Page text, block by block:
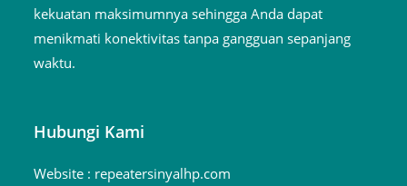
kekuatan maksimumnya sehingga Anda dapat
menikmati konektivitas tanpa gangguan sepanjang
waktu.
Hubungi Kami
Website : repeatersinyalhp.com